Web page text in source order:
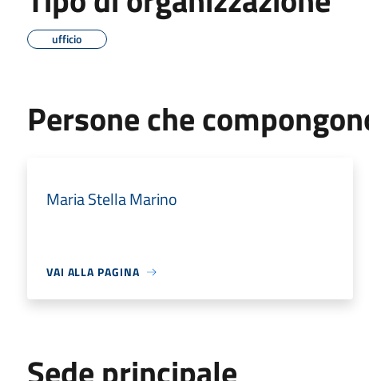
ufficio
Persone che
Maria Stella Marino
VAI ALLA PAGINA